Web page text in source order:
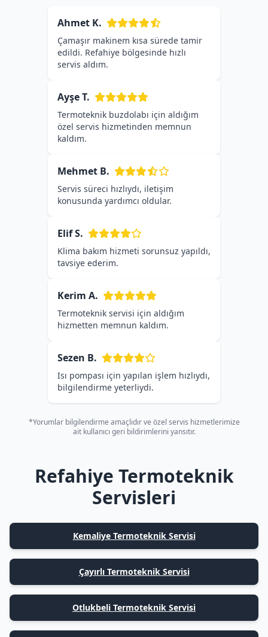
Ahmet K.
Çamaşır makinem kısa sürede tamir
edildi. Refahiye bölgesinde hızlı
servis aldım.
Ayşe T.
Termoteknik buzdolabı için aldığım
özel servis hizmetinden memnun
kaldım.
Mehmet B.
Servis süreci hızlıydı, iletişim
konusunda yardımcı oldular.
Elif S.
Klima bakım hizmeti sorunsuz yapıldı,
tavsiye ederim.
Kerim A.
Termoteknik servisi için aldığım
hizmetten memnun kaldım.
Sezen B.
Isı pompası için yapılan işlem hızlıydı,
bilgilendirme yeterliydi.
*Yorumlar bilgilendirme amaçlıdır ve özel servis hizmetlerimize
ait kullanıcı geri bildirimlerini yansıtır.
Refahiye Termoteknik
Servisleri
Kemaliye Termoteknik Servisi
Çayırlı Termoteknik Servisi
Otlukbeli Termoteknik Servisi